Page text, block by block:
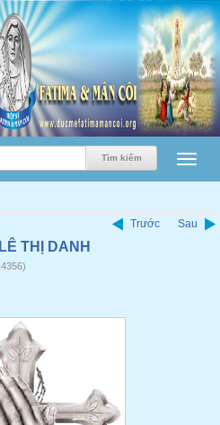
Trước Sau
THỊ DANH